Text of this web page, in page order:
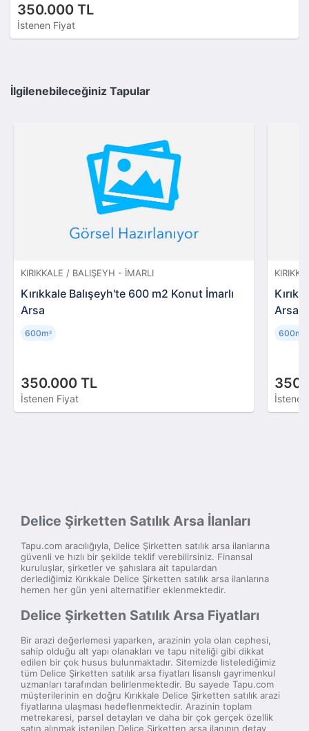
350.000 TL
İstenen Fiyat
İlgilenebileceğiniz Tapular
KIRIKKALE / BALIŞEYH - İMARLI
Kırıkkale Balışeyh'te 600 m2 Konut İmarlı
Arsa
350.000 TL
İstenen Fiyat
600m²
Arsa
600m
Delice Şirketten Satılık Arsa İlanları
Tapu.com aracılığıyla, Delice Şirketten satılık arsa ilanlarına
güvenli ve hızlı bir şekilde teklif verebilirsiniz. Finansal
kuruluşlar, şirketler ve şahıslara ait tapulardan
derlediğimiz Kırıkkale Delice Şirketten satılık arsa ilanlarına
hemen her gün yeni alternatifler eklenmektedir.
Delice Şirketten Satılık Arsa Fiyatları
Bir arazi değerlemesi yaparken, arazinin yola olan cephesi,
sahip olduğu alt yapı olanakları ve tapu niteliği gibi dikkat
edilen bir çok husus bulunmaktadır. Sitemizde listelediğimiz
tüm Delice Şirketten satılık arsa fiyatları lisanslı gayrimenkul
uzmanları tarafından belirlenmektedir. Bu sayede Tapu.com
müşterilerinin en doğru Kırıkkale Delice Şirketten satılık arazi
fiyatlarına ulaşması hedeflenmektedir. Arazinin toplam
metrekaresi, parsel detayları ve daha bir çok gerçek özellik
satın alınmak istenilen Delice Şirketten arsa ilanının detay